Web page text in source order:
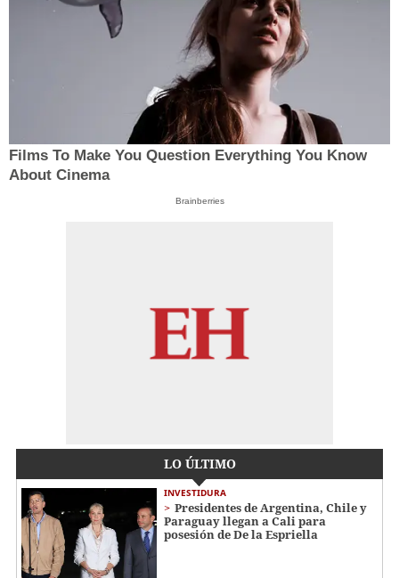
Films To Make You Question Everything You Know
About Cinema
Brainberries
LO ÚLTIMO
INVESTIDURA
Presidentes de Argentina, Chile y
Paraguay llegan a Cali para
posesión de De la Espriella